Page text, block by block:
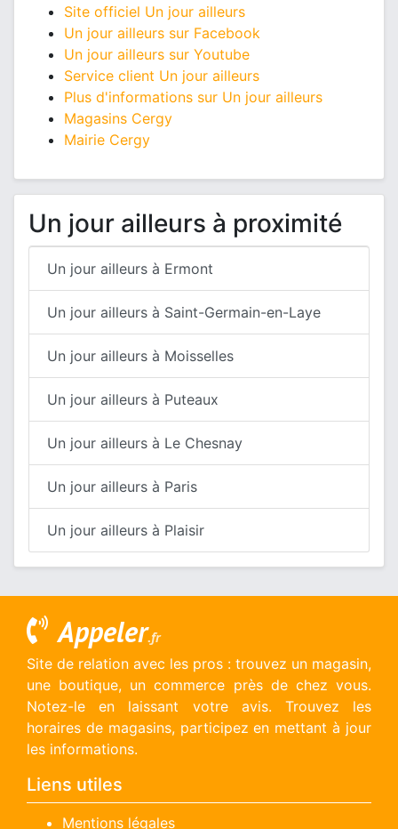
Site officiel Un jour ailleurs
Un jour ailleurs sur Facebook
Un jour ailleurs sur Youtube
Service client Un jour ailleurs
Plus d'informations sur Un jour ailleurs
Magasins Cergy
Mairie Cergy
Un jour ailleurs à proximité
Un jour ailleurs à Ermont
Un jour ailleurs à Saint-Germain-en-Laye
Un jour ailleurs à Moisselles
Un jour ailleurs à Puteaux
Un jour ailleurs à Le Chesnay
Un jour ailleurs à Paris
Un jour ailleurs à Plaisir
Appeler.fr
Site de relation avec les pros : trouvez un magasin,
une boutique, un commerce près de chez vous.
Notez-le en laissant votre avis. Trouvez les
horaires de magasins, participez en mettant à jour
les informations.
Liens utiles
Mentions légales